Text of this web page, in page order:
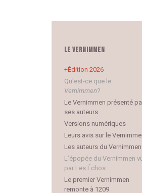
LE VERNIMMEN
Édition 2026
Qu'est-ce que le
Vernimmen?
Le Vernimmen présenté
ses auteurs
Versions numériques
Leurs avis sur le
Les auteurs du Vernimmen
L’épopée du Vernimmen
par Les Échos
Le premier Vernimmen
remonte à 1209